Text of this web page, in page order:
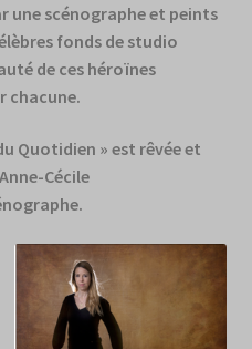
une scénographe et peints
fonds de studio
de ces héroïnes
chacune.
Quotidien » est rêvée et
Cécile